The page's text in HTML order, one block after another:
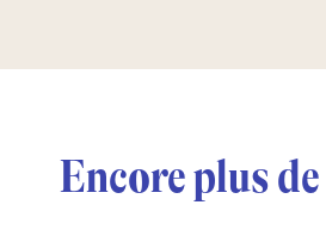
Encore plus